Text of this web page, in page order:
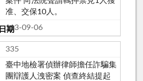
准、交保10人。
113-09-06
335
臺中地檢署偵辦律師擔任詐騙集
團辯護人洩密案 偵查終結提起